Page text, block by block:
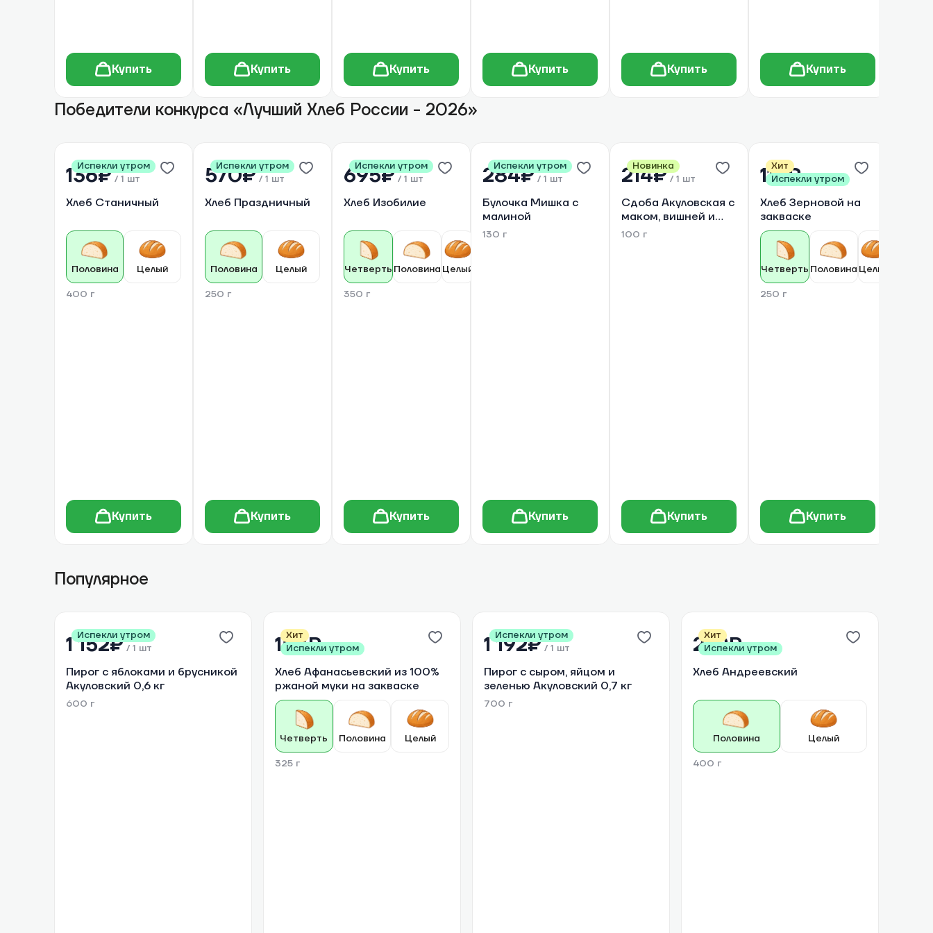
Купить Купить Купить Купить Купить Купить
Победители конкурса «Лучший Хлеб России - 2026»
Испекли утром
136₽ / 1 шт
Хлеб Станичный
Половина
Целый
400 г
Купить
Испекли утром
570₽ / 1 шт
Хлеб Праздничный
Половина
Целый
250 г
Купить
Испекли утром
695₽ / 1 шт
Хлеб Изобилие
Четверть Половина Целый
350 г
Купить
Испекли утром
284₽ / 1 шт
Булочка Мишка с
малиной
130 г
Купить
Новинка
214₽ / 1 шт
Сдоба Акуловская с
маком, вишней и
шоколадом
100 г
Купить
Хит
Испекли утром
118₽/1 шт
Хлеб Зерновой на
закваске
Четверть Половина Целый
250 г
Купить
Популярное
Испекли утром
1 152₽ / 1 шт
Пирог с яблоками и брусникой
Акуловский 0,6 кг
600 г
Хит
Испекли утром
158₽/1 шт
Хлеб Афанасьевский из 100%
ржаной муки на закваске
Четверть Половина
Целый
325 г
Испекли утром
1 192₽ / 1 шт
Пирог с сыром, яйцом и
зеленью Акуловский 0,7 кг
700 г
Хит
Испекли утром
222₽/1 шт
Хлеб Андреевский
Половина
Целый
400 г